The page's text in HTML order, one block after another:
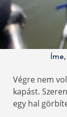
Végre nem
kapást.
egy hal